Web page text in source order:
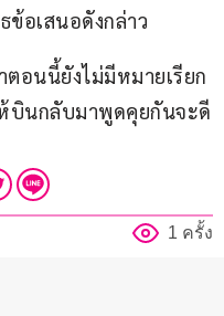
ข้อเสนอดังกล่าว
อนนี้ยังไม่มีหมายเรียก
บินกลับมาพูดคุยกันจะดี
1 ครั้ง